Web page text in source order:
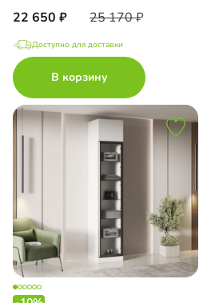
22 650 25 170
Доступно для доставки
В корзину